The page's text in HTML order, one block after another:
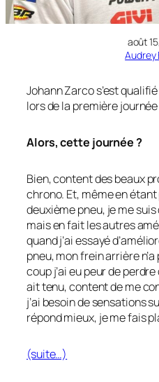
août
Audrey
Johann Zarco s’est
lors de la première
Alors, cette journée ?
Bien, content des beaux
chrono. Et, même en
deuxième pneu, je me
mais en fait les autres
quand j’ai essayé
pneu, mon frein arrière
coup j’ai eu peur de
ait tenu, content de me
j’ai besoin de sensations
répond mieux, je me fais
(suite…)